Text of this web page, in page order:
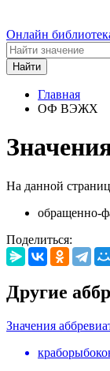
Онлайн
Найти
Главная
ОФ ВЭЖХ
На данной
обращенно-
Поделиться:
Другие
Значения